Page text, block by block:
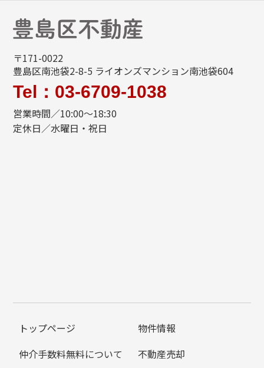
〒171-0022
豊島区南池袋2-8-5 ライオンズマンション南池袋604
Tel：03-6709-1038
営業時間／10:00～18:30
定休日／水曜日・祝日
トップページ
物件情報
仲介手数料無料について
不動産売却